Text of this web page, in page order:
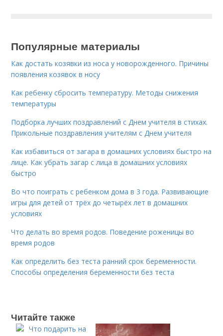
Популярные материалы
Как достать козявки из носа у новорожденного. Причины
появления козявок в носу
Как ребенку сбросить температуру. Методы снижения
температуры
Подборка лучших поздравлений с Днем учителя в стихах.
Прикольные поздравления учителям с Днем учителя
Как избавиться от загара в домашних условиях быстро на
лице. Как убрать загар с лица в домашних условиях
быстро
Во что поиграть с ребенком дома в 3 года. Развивающие
игры для детей от трёх до четырёх лет в домашних
условиях
Что делать во время родов. Поведение роженицы во
время родов
Как определить без теста ранний срок беременности.
Способы определения беременности без теста
Читайте также